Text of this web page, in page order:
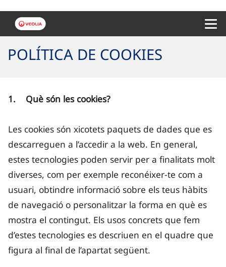
POLÍTICA DE COOKIES
1. Què són les cookies?
Les cookies són xicotets paquets de dades que es
descarreguen a l’accedir a la web. En general,
estes tecnologies poden servir per a finalitats molt
diverses, com per exemple reconéixer-te com a
usuari, obtindre informació sobre els teus hàbits
de navegació o personalitzar la forma en què es
mostra el contingut. Els usos concrets que fem
d’estes tecnologies es descriuen en el quadre que
figura al final de l’apartat següent.